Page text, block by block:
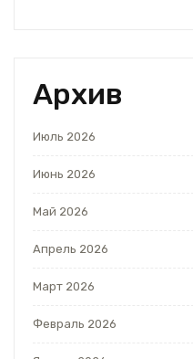
Архив
Июль 2026
Июнь 2026
Май 2026
Апрель 2026
Март 2026
Февраль 2026